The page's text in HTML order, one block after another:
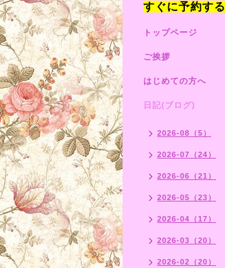
すぐに予約する
トップページ
ご挨拶
はじめての方へ
日記(ブログ)
2026-08（5）
2026-07（24）
2026-06（21）
2026-05（23）
2026-04（17）
2026-03（20）
2026-02（20）